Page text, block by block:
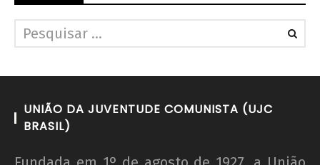
UNIÃO DA JUVENTUDE COMUNISTA (UJC
BRASIL)